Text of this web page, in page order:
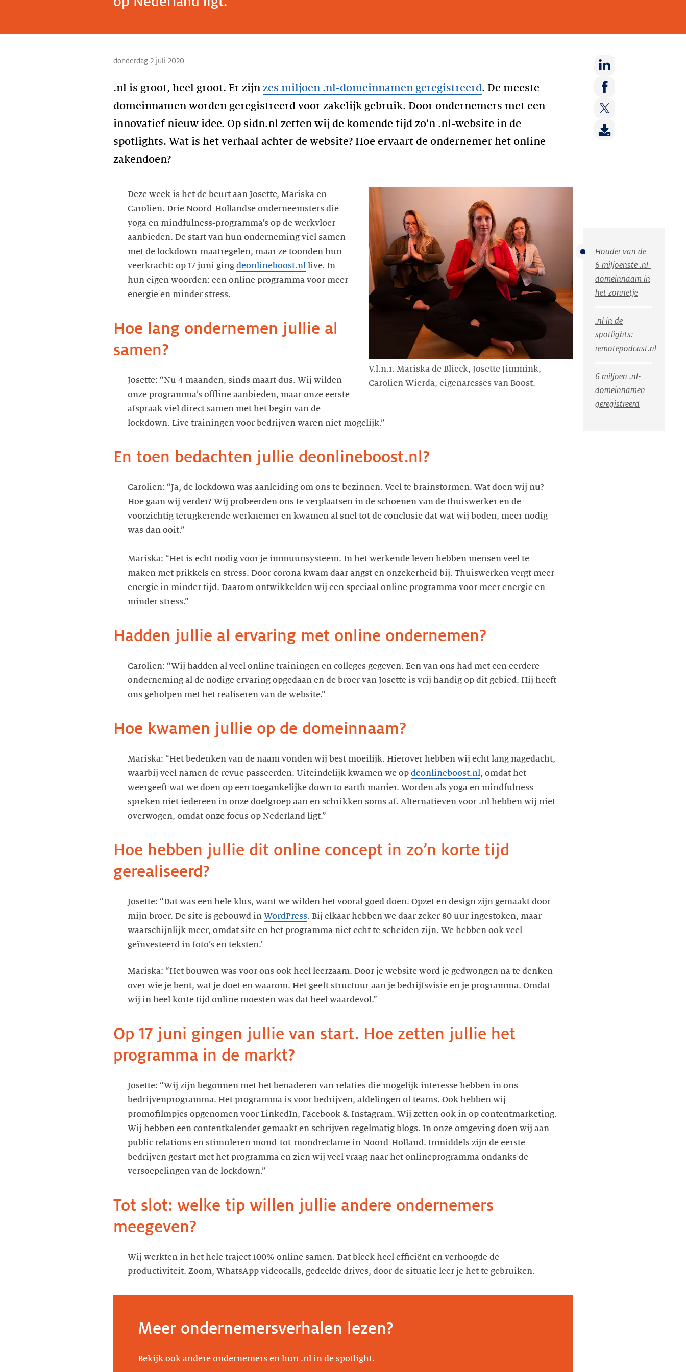
donderdag 2 juli 2020
.nl is groot, heel groot. Er zijn zes miljoen .nl-domeinnamen geregistreerd. De meeste
domeinnamen worden geregistreerd voor zakelijk gebruik. Door ondernemers met een
innovatief nieuw idee. Op sidn.nl zetten wij de komende tijd zo’n .nl-website in de
spotlights. Wat is het verhaal achter de website? Hoe ervaart de ondernemer het online
Deel
op:
LinkedIn
Deel
Facebook
Deel
op:
Houder van de
6 miljoenste .nl-
domeinnaam in
het zonnetje
.nl in de
spotlights:
remotepodcast.nl
6 miljoen .nl-
domeinnamen
geregistreerd
V.l.n.r. Mariska de Blieck, Josette Jimmink,
Carolien Wierda, eigenaresses van Boost.
Deze week is het de beurt aan Josette, Mariska en
Carolien. Drie Noord-Hollandse onderneemsters die
yoga en mindfulness-programma’s op de werkvloer
aanbieden. De start van hun onderneming viel samen
met de lockdown-maatregelen, maar ze toonden hun
veerkracht: op 17 juni ging deonlineboost.nl live. In
hun eigen woorden: een online programma voor meer
Hoe lang ondernemen jullie al
samen?
Josette: “Nu 4 maanden, sinds maart dus. Wij wilden
onze programma’s offline aanbieden, maar onze eerste
afspraak viel direct samen met het begin van de
lockdown. Live trainingen voor bedrijven waren niet mogelijk.”
En toen bedachten jullie deonlineboost.nl?
Carolien: “Ja, de lockdown was aanleiding om ons te bezinnen. Veel te brainstormen. Wat doen wij nu?
Hoe gaan wij verder? Wij probeerden ons te verplaatsen in de schoenen van de thuiswerker en de
voorzichtig terugkerende werknemer en kwamen al snel tot de conclusie dat wat wij boden, meer nodig
was dan ooit.”
Mariska: “Het is echt nodig voor je immuunsysteem. In het werkende leven hebben mensen veel te
maken met prikkels en stress. Door corona kwam daar angst en onzekerheid bij. Thuiswerken vergt meer
energie in minder tijd. Daarom ontwikkelden wij een speciaal online programma voor meer energie en
minder stress.”
Hadden jullie al ervaring met online ondernemen?
Carolien: “Wij hadden al veel online trainingen en colleges gegeven. Een van ons had met een eerdere
onderneming al de nodige ervaring opgedaan en de broer van Josette is vrij handig op dit gebied. Hij heeft
ons geholpen met het realiseren van de website.”
Hoe kwamen jullie op de domeinnaam?
Mariska: “Het bedenken van de naam vonden wij best moeilijk. Hierover hebben wij echt lang nagedacht,
waarbij veel namen de revue passeerden. Uiteindelijk kwamen we op deonlineboost.nl, omdat het
weergeeft wat we doen op een toegankelijke down to earth manier. Worden als yoga en mindfulness
spreken niet iedereen in onze doelgroep aan en schrikken soms af. Alternatieven voor .nl hebben wij niet
overwogen, omdat onze focus op Nederland ligt.”
Hoe hebben jullie dit online concept in zo’n korte tijd
gerealiseerd?
Josette: “Dat was een hele klus, want we wilden het vooral goed doen. Opzet en design zijn gemaakt door
mijn broer. De site is gebouwd in WordPress. Bij elkaar hebben we daar zeker 80 uur ingestoken, maar
waarschijnlijk meer, omdat site en het programma niet echt te scheiden zijn. We hebben ook veel
Mariska: “Het bouwen was voor ons ook heel leerzaam. Door je website word je gedwongen na te denken
over wie je bent, wat je doet en waarom. Het geeft structuur aan je bedrijfsvisie en je programma. Omdat
wij in heel korte tijd online moesten was dat heel waardevol.”
Op 17 juni gingen jullie van start. Hoe zetten jullie het
programma in de markt?
Josette: “Wij zijn begonnen met het benaderen van relaties die mogelijk interesse hebben in ons
bedrijvenprogramma. Het programma is voor bedrijven, afdelingen of teams. Ook hebben wij
promofilmpjes opgenomen voor LinkedIn, Facebook & Instagram. Wij zetten ook in op contentmarketing.
Wij hebben een contentkalender gemaakt en schrijven regelmatig blogs. In onze omgeving doen wij aan
public relations en stimuleren mond-tot-mondreclame in Noord-Holland. Inmiddels zijn de eerste
bedrijven gestart met het programma en zien wij veel vraag naar het onlineprogramma ondanks de
versoepelingen van de lockdown.”
Tot slot: welke tip willen jullie andere ondernemers
Wij werkten in het hele traject 100% online samen. Dat bleek heel efficiënt en verhoogde de
Meer ondernemersverhalen lezen?
Bekijk ook andere ondernemers en hun .nl in de spotlight.